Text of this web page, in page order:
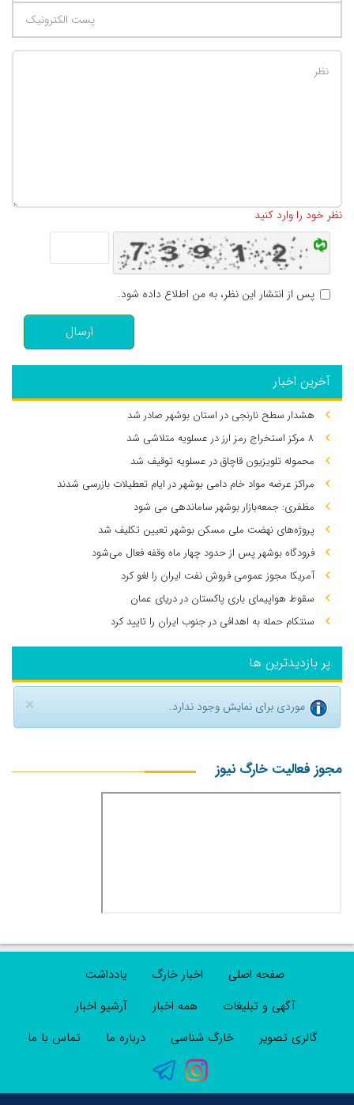
نظر خود را وارد کنید
پس از انتشار این نظر، به من اطلاع داده شود.
ارسال
آخرین اخبار
هشدار سطح نارنجی در استان بوشهر صادر شد
۸ مرکز استخراج رمز ارز در عسلویه متلاشی شد
محموله تلویزیون قاچاق در عسلویه توقیف شد
مراکز عرضه مواد خام دامی بوشهر در ایام تعطیلات بازرسی شدند
مظفری: جمعه‌بازار بوشهر ساماندهی می‌ شود
پروژه‌های نهضت ملی مسکن بوشهر تعیین تکلیف شد
فرودگاه بوشهر پس از حدود چهار ماه وقفه فعال می‌شود
آمریکا مجوز عمومی فروش نفت ایران را لغو کرد
سقوط هواپیمای باری پاکستان در دریای عمان
سنتکام حمله به اهدافی در جنوب ایران را تایید کرد
پر بازدیدترین ها
× موردی برای نمایش وجود ندارد.
مجوز فعالیت خارگ نیوز
صفحه اصلی اخبار خارگ
یادداشت
آگهی و تبلیغات
همه اخبار
آرشیو اخبار
گالری تصویر
خارگ شناسی درباره ما تماس با ما